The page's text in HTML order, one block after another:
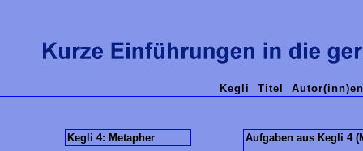
Kegli Titel Autor(inn)en
Kegli 4: Metapher
Aufgaben aus Kegli 4